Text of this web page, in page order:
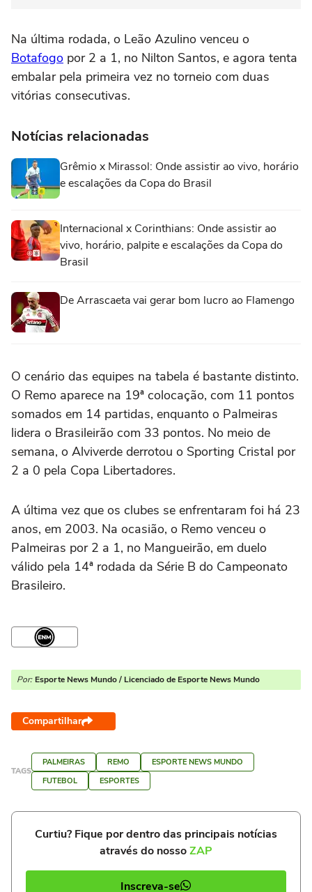
Na última rodada, o Leão Azulino venceu o
Botafogo por 2 a 1, no Nilton Santos, e agora tenta
embalar pela primeira vez no torneio com duas
vitórias consecutivas.
Notícias relacionadas
Grêmio x Mirassol: Onde assistir ao vivo, horário
e escalações da Copa do Brasil
Internacional x Corinthians: Onde assistir ao
vivo, horário, palpite e escalações da Copa do
Brasil
De Arrascaeta vai gerar bom lucro ao Flamengo
O cenário das equipes na tabela é bastante distinto.
O Remo aparece na 19ª colocação, com 11 pontos
somados em 14 partidas, enquanto o Palmeiras
lidera o Brasileirão com 33 pontos. No meio de
semana, o Alviverde derrotou o Sporting Cristal por
2 a 0 pela Copa Libertadores.
A última vez que os clubes se enfrentaram foi há 23
anos, em 2003. Na ocasião, o Remo venceu o
Palmeiras por 2 a 1, no Mangueirão, em duelo
válido pela 14ª rodada da Série B do Campeonato
Brasileiro.
Por: Esporte News Mundo / Licenciado de Esporte News Mundo
Compartilhar
TAGS
PALMEIRAS REMO
ESPORTE NEWS MUNDO
FUTEBOL
ESPORTES
Curtiu? Fique por dentro das principais notícias
através do nossoZAP
Inscreva-se